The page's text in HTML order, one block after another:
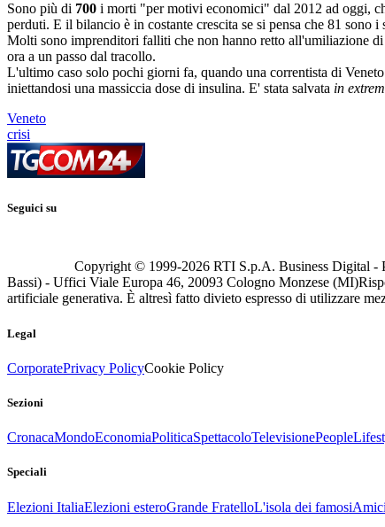
Sono più di 700 i morti "per motivi economici" dal 2012 ad oggi,
perduti. E il bilancio è in costante crescita se si pensa che 81
Molti sono imprenditori falliti che non hanno retto all'umiliazione
ora a un passo dal tracollo.
L'ultimo caso solo pochi giorni fa, quando una correntista di
iniettandosi una massiccia dose di insulina. E' stata salvata in
Veneto
crisi
Seguici su
Copyright © 1999-2026 RTI S.p.A. Business Digital -
Bassi) - Uffici Viale Europa 46, 20093 Cologno Monzese (MI)
artificiale generativa. È altresì fatto divieto espresso di utilizzare
Legal
CorporatePrivacy PolicyCookie Policy
Sezioni
CronacaMondoEconomiaPoliticaSpettacoloTelevisionePeople
Speciali
Elezioni ItaliaElezioni esteroGrande FratelloL'isola dei famosiAmici